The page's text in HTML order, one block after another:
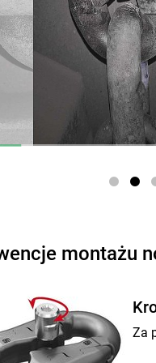
montażu
Za